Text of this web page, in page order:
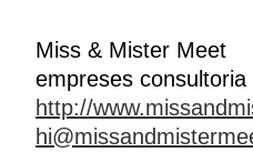
Miss & Mister Meet
empreses consultoria
http://